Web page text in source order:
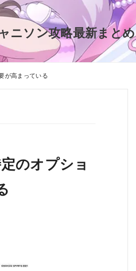
ニソン攻略最新まとめ
が高まっている
のオプショ